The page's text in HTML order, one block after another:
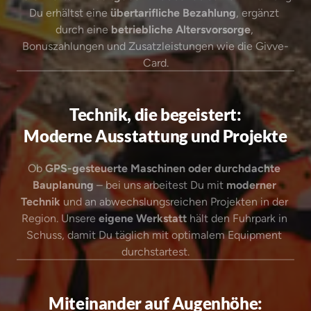
Du erhältst eine übertarifliche Bezahlung, ergänzt
durch eine betriebliche Altersvorsorge,
Bonuszahlungen und Zusatzleistungen wie die Givve-
Card.
Technik, die begeistert:
Moderne Ausstattung und Projekte
Ob GPS-gesteuerte Maschinen oder durchdachte
Bauplanung – bei uns arbeitest Du mit moderner
Technik und an abwechslungsreichen Projekten in der
Region. Unsere eigene Werkstatt hält den Fuhrpark in
Schuss, damit Du täglich mit optimalem Equipment
durchstartest.
Miteinander auf Augenhöhe: